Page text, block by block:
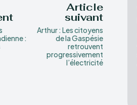
:
Article
suivant
Arthur : Les citoyens
de la Gaspésie
retrouvent
progressivement
l’électricité